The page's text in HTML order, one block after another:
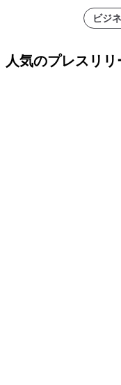
ビジ
人気のプレスリリ